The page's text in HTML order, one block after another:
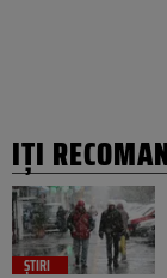
IȚI
ȘTIRI